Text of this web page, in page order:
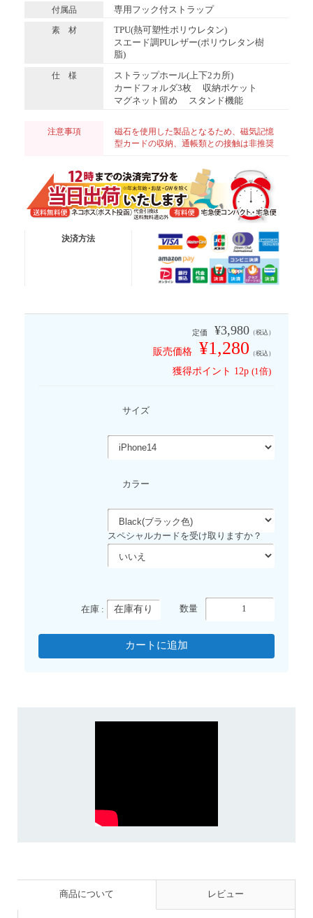
付属品 専用フック付ストラップ
素 材
TPU(熱可塑性ポリウレタン)
スエード調PUレザー(ポリウレタン樹
脂)
仕 様
ストラップホール(上下2カ所)
カードフォルダ3枚
収納ポケット
マグネット留め
スタンド機能
注意事項
磁石を使用した製品となるため、磁気記憶
型カードの収納、通帳類との接触は非推奨
宅急便コンパクト
決済方法
定価 ¥3,980 （税込）
販売価格 ¥1,280 （税込）
獲得ポイント 12p (1倍)
サイズ
カラー
スペシャルカードを受け取りますか？
数量
在庫 : 在庫有り
商品について レビュー